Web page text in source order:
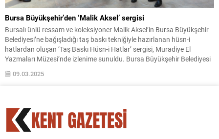
Bursa Büyükşehir’den ‘Malik Aksel’ sergisi
Bursalı ünlü ressam ve koleksiyoner Malik Aksel’in Bursa Büyükşehir
Belediyesi’ne bağışladığı taş baskı tekniğiyle hazırlanan hüsn-i
hatlardan oluşan ‘Taş Baskı Hüsn-i Hatlar’ sergisi, Muradiye El
Yazmaları Müzesi’nde izlenime sunuldu. Bursa Büyükşehir Belediyesi
tarafından hazırlanan ‘Taş Baskı Hüsn-i Hatlar’ sergisi, Muradiye El...
09.03.2025